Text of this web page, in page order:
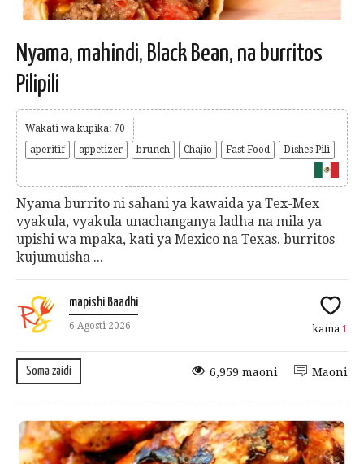
Nyama, mahindi, Black Bean, na burritos
Pilipili
Wakati wa kupika: 70
aperitif
appetizer brunch Chajio Fast Food Dishes Pili
Nyama burrito ni sahani ya kawaida ya Tex-Mex
vyakula, vyakula unachanganya ladha na mila ya
upishi wa mpaka, kati ya Mexico na Texas. burritos
kujumuisha ...
mapishi Baadhi
6 Agosti 2026 kama 1
Soma zaidi Maoni
6,959 maoni